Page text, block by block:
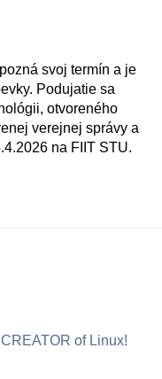
svoj termín a je
Podujatie sa
otvoreného
verejnej správy a
na FIIT STU.
of Linux!